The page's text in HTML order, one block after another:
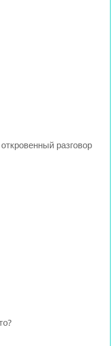
разговор